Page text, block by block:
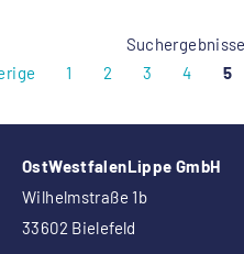
Suchergebnisse
1 2 3 4 5
OstWestfalenLippe GmbH
Wilhelmstraße 1b
33602 Bielefeld